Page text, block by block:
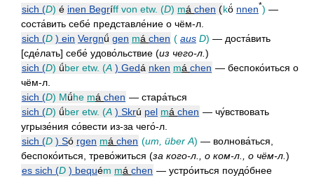
sich (D) é inen Begríff von etw. (D) má chen (kö́ nnen*) —
соста́вить себе́ представле́ние о чём-л.
sich (D ) ein Vergnǘ gen má chen ( aus D) — доста́вить
[сде́лать] себе́ удово́льствие (из чего-л. )
sich (D) ǘber etw. (A ) Gedá nken má chen — беспоко́иться о
чём-л.
sich (D) Mǘhe má chen — стара́ться
sich (D) ǘber etw. (A ) Skrú pel má chen — чу́вствовать
угрызе́ния со́вести из-за чего́-л.
sich (D ) Só rgen má chen (um, über A) — волнова́ться,
беспоко́иться, трево́житься (за кого-л., о ком-л., о чём-л. )
es sich (D ) bequém má chen — устро́иться поудо́бнее